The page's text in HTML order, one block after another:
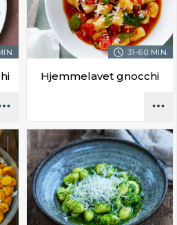
31-60 MIN.
Hjemmelavet gnocchi